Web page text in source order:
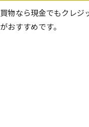
物なら現金でもクレジ
おすすめです。